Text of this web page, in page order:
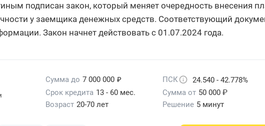
подписан закон, который меняет очередность внесения
у заемщика денежных средств. Соответствующий
Закон начнет действовать с 01.07.2024 года.
Сумма до 7 000 000 ₽ ПСК
24.540 - 42.778%
Срок кредита 13 - 60 мес. Сумма от 50 000 ₽
Возраст 20-70 лет Решение 5 минут